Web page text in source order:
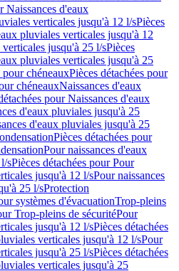
Naissances d'eaux
verticales jusqu'à 12 l/sPièces
pluviales verticales jusqu'à 12
jusqu'à 25 l/sPièces
pluviales verticales jusqu'à 25
chéneauxPièces détachées pour
chéneauxNaissances d'eaux
pour Naissances d'eaux
d'eaux pluviales jusqu'à 25
d'eaux pluviales jusqu'à 25
Pièces détachées pour
Pour naissances d'eaux
sPièces détachées pour Pour
jusqu'à 12 l/sPour naissances
25 l/sProtection
systèmes d'évacuationTrop-pleins
Trop-pleins de sécuritéPour
jusqu'à 12 l/sPièces détachées
verticales jusqu'à 12 l/sPour
jusqu'à 25 l/sPièces détachées
verticales jusqu'à 25